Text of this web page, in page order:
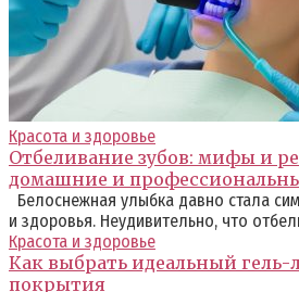
Красота и здоровье
Отбеливание зубов: мифы и
домашние и
Белоснежная улыбка давно стала
и здоровья. Неудивительно, что
Красота и здоровье
Как выбрать идеальный гель-
покрытия